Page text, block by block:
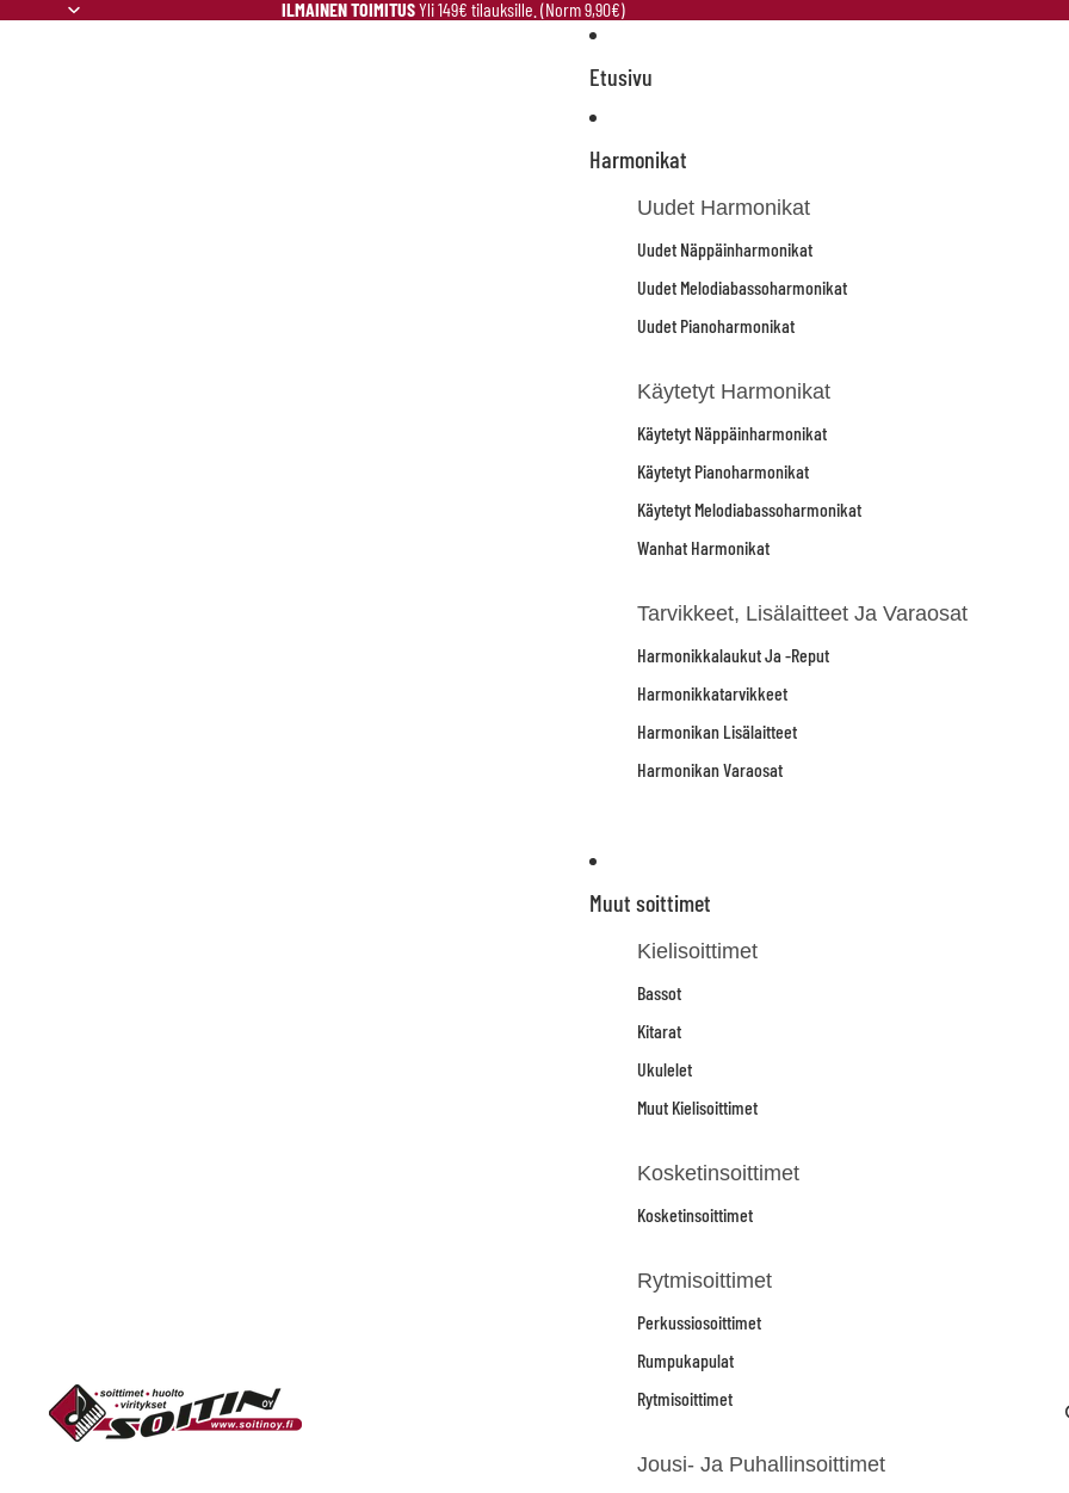
ILMAINEN TOIMITUSYli 149€ tilauksille. (Norm 9,90€)
Etusivu
Harmonikat
Uudet Harmonikat
Uudet Näppäinharmonikat
Uudet Melodiabassoharmonikat
Uudet Pianoharmonikat
Käytetyt Harmonikat
Käytetyt Näppäinharmonikat
Käytetyt Pianoharmonikat
Käytetyt Melodiabassoharmonikat
Wanhat Harmonikat
Tarvikkeet, Lisälaitteet Ja Varaosat
Harmonikkalaukut Ja -reput
Harmonikkatarvikkeet
Harmonikan Lisälaitteet
Harmonikan Varaosat
Muut soittimet
Kielisoittimet
Bassot
Kitarat
Ukulelet
Muut Kielisoittimet
Kosketinsoittimet
Kosketinsoittimet
Rytmisoittimet
Perkussiosoittimet
Rumpukapulat
Rytmisoittimet
Jousi- Ja Puhallinsoittimet